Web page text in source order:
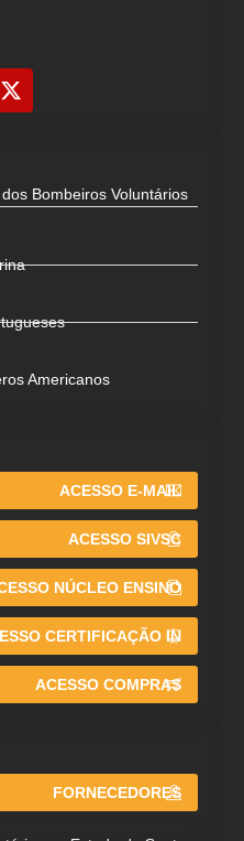
Bombeiros Voluntários
Americanos
ACESSO E-MAIL
ACESSO SIVSC
NÚCLEO ENSINO
CERTIFICAÇÃO IN
ACESSO COMPRAS
FORNECEDORES